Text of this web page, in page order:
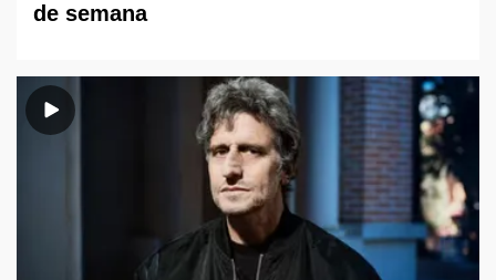
de semana